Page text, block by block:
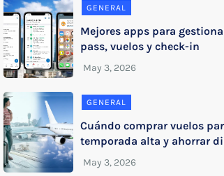
GENERAL
Mejores apps para
pass, vuelos y check-in
GENERAL
Cuándo comprar vuelos
temporada alta y ahorrar